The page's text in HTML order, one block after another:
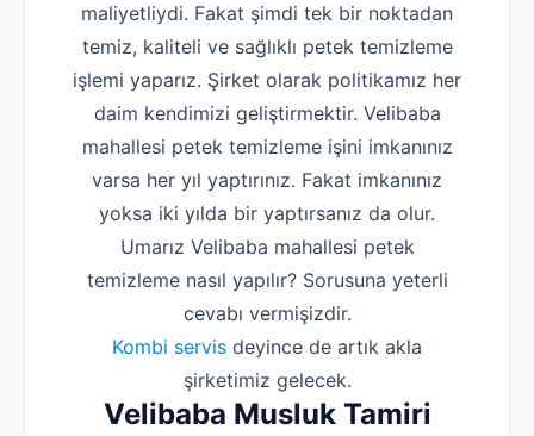
maliyetliydi. Fakat şimdi tek bir noktadan
temiz, kaliteli ve sağlıklı petek temizleme
işlemi yaparız. Şirket olarak politikamız her
daim kendimizi geliştirmektir. Velibaba
mahallesi petek temizleme işini imkanınız
varsa her yıl yaptırınız. Fakat imkanınız
yoksa iki yılda bir yaptırsanız da olur.
Umarız Velibaba mahallesi petek
temizleme nasıl yapılır? Sorusuna yeterli
cevabı vermişizdir.
Kombi servis deyince de artık akla
şirketimiz gelecek.
Velibaba Musluk Tamiri